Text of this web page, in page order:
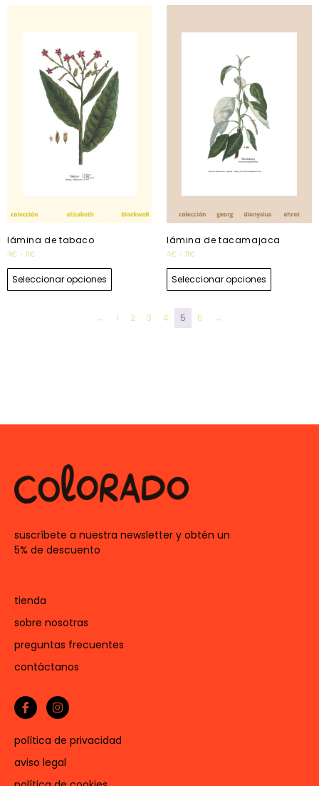
lámina de tabaco
4€ - 11€
Seleccionar opciones
lámina de tacamajaca
4€ - 11€
Seleccionar opciones
← 1 2 3 4 5 6 →
suscríbete a nuestra newsletter y obtén un
5% de descuento
tienda
sobre nosotras
preguntas frecuentes
contáctanos
política de privacidad
aviso legal